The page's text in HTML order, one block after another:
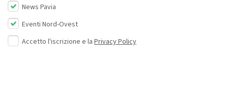
News Pavia
Eventi Nord-Ovest
Accetto l'iscrizione e la Privacy Policy